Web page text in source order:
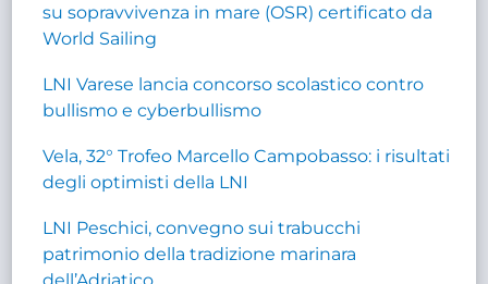
su sopravvivenza in mare (OSR) certificato da
World Sailing
LNI Varese lancia concorso scolastico contro
bullismo e cyberbullismo
Vela, 32° Trofeo Marcello Campobasso: i risultati
degli optimisti della LNI
LNI Peschici, convegno sui trabucchi
patrimonio della tradizione marinara